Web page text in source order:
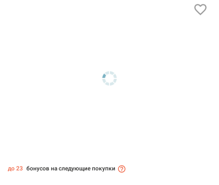
до 23 бонусов на следующие покупки